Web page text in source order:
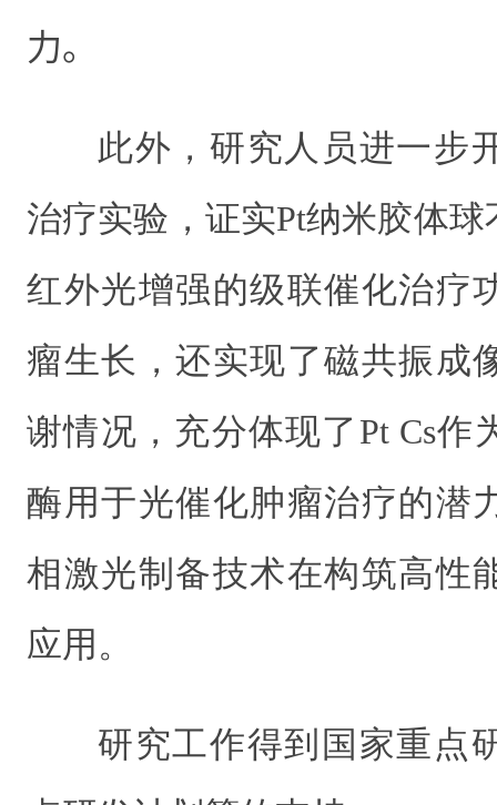
力。
此外，研究人员进一步
治疗实验，证实Pt纳米胶体
红外光增强的级联催化治疗
瘤生长，还实现了磁共振成
谢情况，充分体现了Pt Cs作
酶用于光催化肿瘤治疗的潜
相激光制备技术在构筑高性
应用。
研究工作得到国家重点